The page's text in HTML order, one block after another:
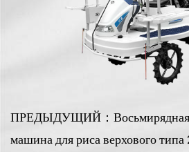
ПРЕДЫДУЩИЙ：Восьмирядная
машина для риса верхового типа